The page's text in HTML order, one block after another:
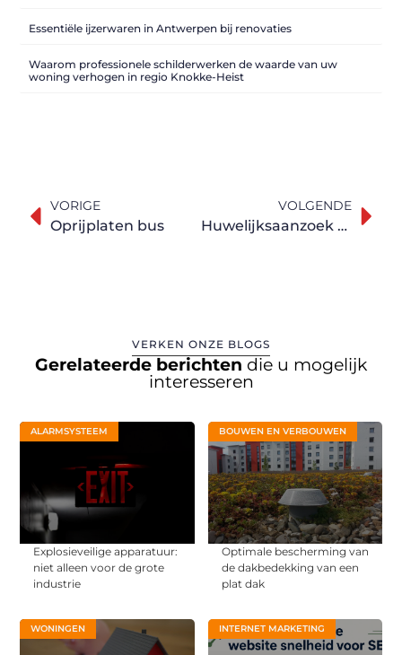
Essentiële ijzerwaren in Antwerpen bij renovaties
Waarom professionele schilderwerken de waarde van uw
woning verhogen in regio Knokke-Heist
VORIGE
Oprijplaten bus
VOLGENDE
Huwelijksaanzoek plannen? Dit mag je niet vergeten
VERKEN ONZE BLOGS
Gerelateerde berichten die u mogelijk
interesseren
ALARMSYSTEEM
Explosieveilige apparatuur:
niet alleen voor de grote
industrie
BOUWEN EN VERBOUWEN
Optimale bescherming van
de dakbedekking van een
plat dak
WONINGEN INTERNET MARKETING